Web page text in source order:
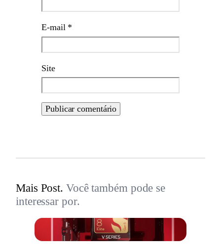
E-mail *
Site
Mais Post. Você também pode se
interessar por.